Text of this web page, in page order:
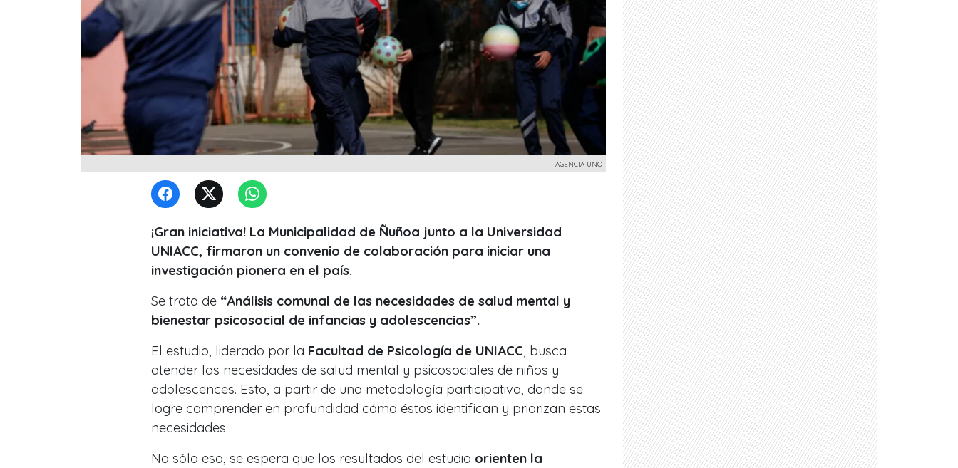
AGENCIA UNO
¡Gran iniciativa! La Municipalidad de Ñuñoa junto a la Universidad
UNIACC, firmaron un convenio de colaboración para iniciar una
investigación pionera en el país.
Se trata de “Análisis comunal de las necesidades de salud mental y
bienestar psicosocial de infancias y adolescencias”.
El estudio, liderado por la Facultad de Psicología de UNIACC , busca
atender las necesidades de salud mental y psicosociales de niños y
adolescences. Esto, a partir de una metodología participativa, donde se
logre comprender en profundidad cómo éstos identifican y priorizan estas
necesidades.
No sólo eso, se espera que los resultados del estudio orienten la